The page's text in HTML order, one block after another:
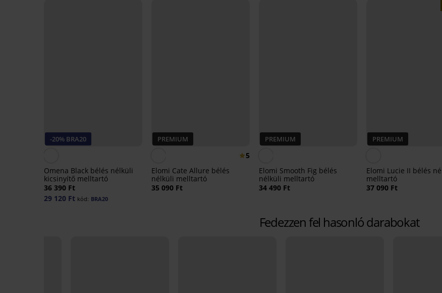
-20% BRA20
Omena Black bélés nélküli
kicsinyítő melltartó
36 390 Ft
29 120 Ft kód: BRA20
PREMIUM
5
Elomi Cate Allure bélés
nélküli melltartó
35 090 Ft
PREMIUM
Elomi Smooth Fig bélés
nélküli melltartó
34 490 Ft
PREMIUM
Elomi Lucie II bélés
melltartó
37 090 Ft
Fedezzen fel hasonló darabokat